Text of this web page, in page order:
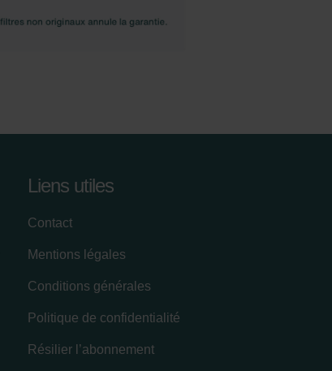
Liens utiles
Contact
Mentions légales
Conditions générales
Politique de confidentialité
Résilier l’abonnement